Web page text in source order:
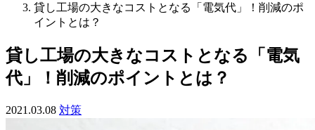
貸し工場の大きなコストとなる「電気代」！削減のポ
イントとは？
貸し工場の大きなコストとなる「電気
代」！削減のポイントとは？
2021.03.08 対策